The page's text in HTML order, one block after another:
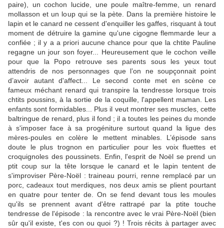
paire), un cochon lucide, une poule maître-femme, un renard
mollasson et un loup qui se la pète. Dans la première histoire le
lapin et le canard ne cessent d'enquiller les gaffes, risquant à tout
moment de détruire la gamine qu'une cigogne flemmarde leur a
confiée ; il y a a priori aucune chance pour que la chtite Pauline
regagne un jour son foyer... Heureusement que le cochon veille
pour que la Popo retrouve ses parents sous les yeux tout
attendris de nos personnages que l’on ne soupçonnait point
d’avoir autant d'affect... Le second conte met en scène ce
fameux méchant renard qui transpire la tendresse lorsque trois
chtits poussins, à la sortie de la coquille, l'appellent maman. Les
enfants sont formidables... Plus il veut montrer ses muscles, cette
baltringue de renard, plus il fond ; il a toutes les peines du monde
à s'imposer face à sa progéniture surtout quand la ligue des
mères-poules en colère le mettent minables. L’épisode sans
doute le plus trognon en particulier pour les voix fluettes et
croquignoles des poussinets. Enfin, l'esprit de Noël se prend un
ptit coup sur la tête lorsque le canard et le lapin tentent de
s'improviser Père-Noël : traineau pourri, renne remplacé par un
porc, cadeaux tout merdiques, nos deux amis se plient pourtant
en quatre pour tenter de. On se fend devant tous les moules
qu'ils se prennent avant d'être rattrapé par la ptite touche
tendresse de l'épisode : la rencontre avec le vrai Père-Noël (bien
sûr qu'il existe, t'es con ou quoi ?) ! Trois récits à partager avec